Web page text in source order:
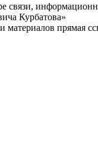
Курбатова»
материалов прямая